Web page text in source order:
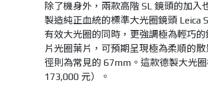
除了機身外，兩款高階 SL 鏡頭的加
製造純正血統的標準大光圈鏡頭 Leica
有效大光圈的同時，更強調極為輕巧
片光圈葉片，可預期呈現極為柔順的
徑則為常見的 67mm。這款德製大光
173,000 元）。